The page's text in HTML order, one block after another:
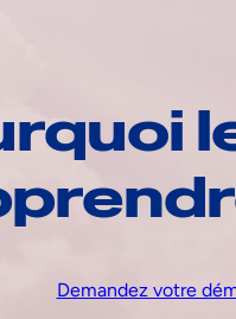
Demandez votre